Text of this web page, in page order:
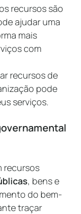
recursos são
ajudar uma
mais
com
recursos de
pode
serviços.
recursos
, bens e
do bem-
traçar